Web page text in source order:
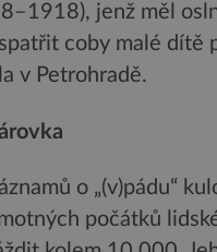
jenž měl
coby malé dítě
v Petrohradě.
o „(v)pádu“
počátků